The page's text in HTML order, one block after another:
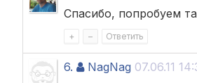
Спасибо, попробуем
+ – Ответить
6. NagNag 07.06.11